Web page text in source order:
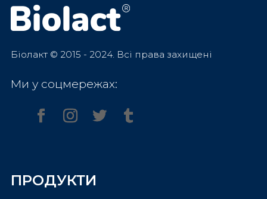
Біолакт © 2015 - 2024. Всі права захищені
Ми у соцмережах:
ПРОДУКТИ